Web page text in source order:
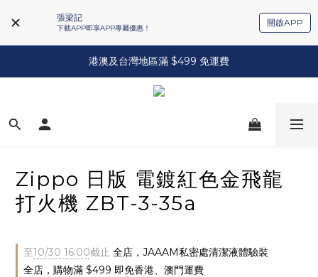
張梁記
下載APP即享APP專屬優惠！
開啟APP
港澳及台灣地區滿 $499 免運費
Zippo 日版 電鍍紅色金飛龍
打火機 ZBT-3-35a
至10/30 16:00截止 全店，JAAAM私密處清潔液體驗裝
全店，購物滿 $499 即免香港、澳門運費